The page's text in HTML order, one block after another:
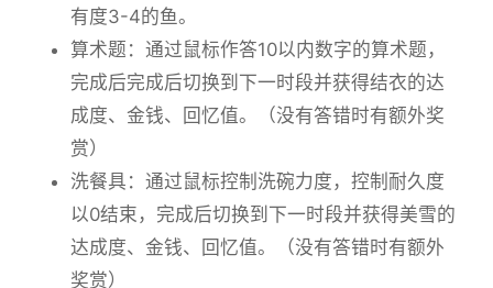
有度3-4的鱼。
算术题：通过鼠标作答10以内数字的算术题，
完成后完成后切换到下一时段并获得结衣的达
成度、金钱、回忆值。（没有答错时有额外奖
赏）
洗餐具：通过鼠标控制洗碗力度，控制耐久度
以0结束，完成后切换到下一时段并获得美雪的
达成度、金钱、回忆值。（没有答错时有额外
奖赏）